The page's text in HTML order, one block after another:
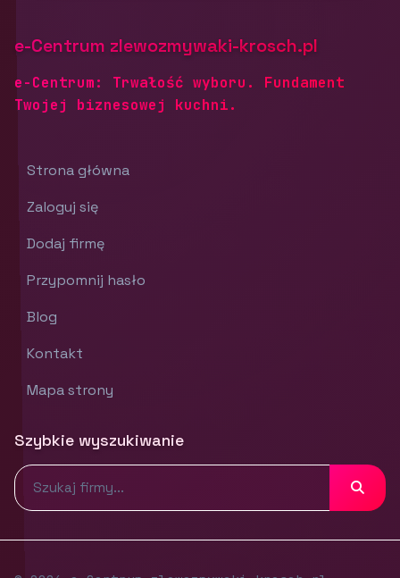
e-Centrum zlewozmywaki-krosch.pl
e-Centrum: Trwałość wyboru. Fundament
Twojej biznesowej kuchni.
Strona główna
Zaloguj się
Dodaj firmę
Przypomnij hasło
Blog
Kontakt
Mapa strony
Szybkie wyszukiwanie